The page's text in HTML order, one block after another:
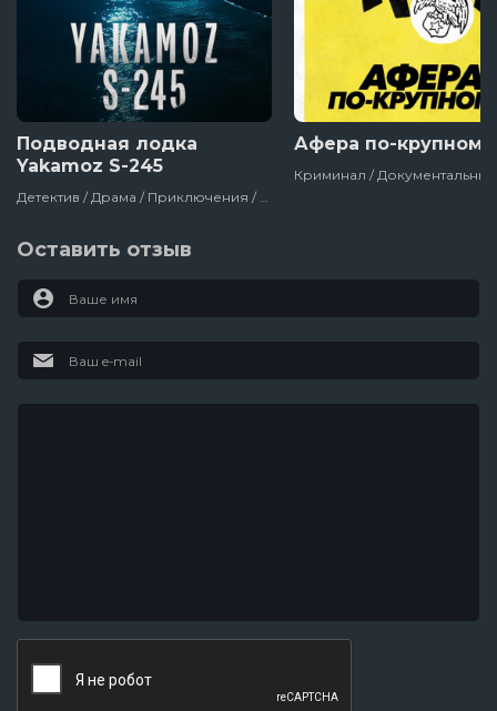
Подводная лодка
Yakamoz S-245
Афера по-крупному
Оставить отзыв